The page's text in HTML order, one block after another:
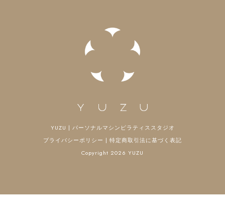
YUZU | パーソナルマシンピラティススタジオ
プライバシーポリシー | 特定商取引法に基づく表記
Copyright 2026 YUZU